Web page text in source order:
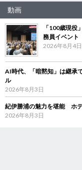
動画
「100歳現
務員イベント
2026年8月4日
AI時代、「暗黙知」は継承
ル
2026年8月3日
紀伊勝浦の魅力を堪能 ホ
2026年8月3日